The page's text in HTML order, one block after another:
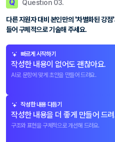
Q Question 03.
다른 지원자 대비 본인만의 '차별화된 강
들어 구체적으로 기술해 주세요.
빠르게 시작하기
작성한 내용이 없어도 괜찮아요.
AI로 문항에 맞게 초안을 만들어 드려요.
작성한 내용 다듬기
작성한 내용을 더 좋게 만들어 드
구조와 표현을 구체적으로 개선해 드려요.